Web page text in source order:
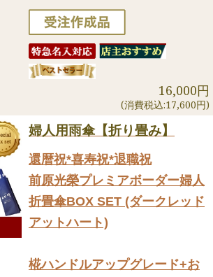
16,000円
(消費税込:17,600円)
婦人用雨傘【折り畳み】
還暦祝*喜寿祝*退職祝
前原光榮プレミアボーダー婦人
折畳傘BOX SET (ダークレッド
アットハート)
椛ハンドルアップグレード+お